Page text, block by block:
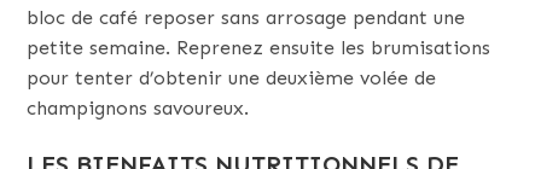
bloc de café reposer sans arrosage pendant une
petite semaine. Reprenez ensuite les brumisations
pour tenter d’obtenir une deuxième volée de
champignons savoureux.